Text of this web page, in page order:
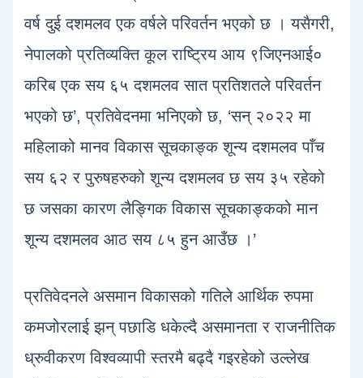
वर्ष दुई दशमलव एक वर्षले परिवर्तन भएको छ । यसैगरी,
नेपालको प्रतिव्यक्ति कूल राष्ट्रिय आय ९जिएनआई०
करिब एक सय ६५ दशमलव सात प्रतिशतले परिवर्तन
भएको छ’, प्रतिवेदनमा भनिएको छ, ‘सन् २०२२ मा
महिलाको मानव विकास सूचकाङ्क शून्य दशमलव पाँच
सय ६२ र पुरुषहरुको शून्य दशमलव छ सय ३५ रहेको
छ जसका कारण लैङ्गिक विकास सूचकाङ्कको मान
शून्य दशमलव आठ सय ८५ हुन आउँछ ।’
प्रतिवेदनले असमान विकासको गतिले आर्थिक रुपमा
कमजोरलाई झन् पछाडि धकेल्दै असमानता र राजनीतिक
ध्रुवीकरण विश्वव्यापी स्तरमै बढ्दै गइरहेको उल्लेख